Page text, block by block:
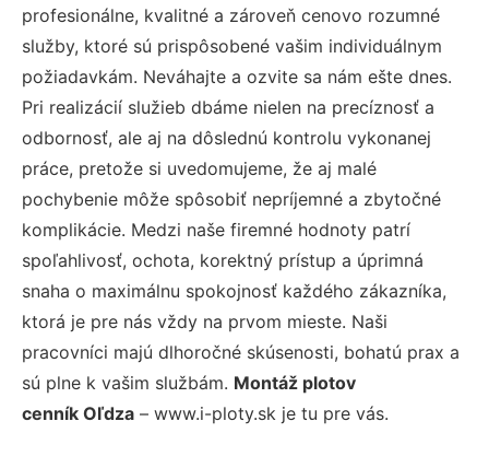
profesionálne, kvalitné a zároveň cenovo rozumné
služby, ktoré sú prispôsobené vašim individuálnym
požiadavkám. Neváhajte a ozvite sa nám ešte dnes.
Pri realizácií služieb dbáme nielen na precíznosť a
odbornosť, ale aj na dôslednú kontrolu vykonanej
práce, pretože si uvedomujeme, že aj malé
pochybenie môže spôsobiť nepríjemné a zbytočné
komplikácie. Medzi naše firemné hodnoty patrí
spoľahlivosť, ochota, korektný prístup a úprimná
snaha o maximálnu spokojnosť každého zákazníka,
ktorá je pre nás vždy na prvom mieste. Naši
pracovníci majú dlhoročné skúsenosti, bohatú prax a
sú plne k vašim službám. Montáž plotov
cenník Oľdza – www.i-ploty.sk je tu pre vás.